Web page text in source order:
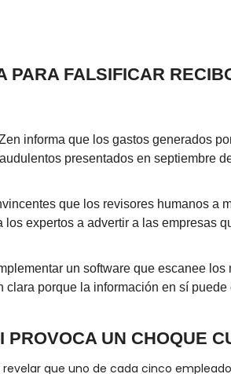
FALSIFICAR
informa que los gastos generados
presentados en septiembre
que los revisores humanos a
expertos a advertir a las empresas
un software que escanee los
porque la información en sí puede
UN CHOQUE
que uno de cada cinco